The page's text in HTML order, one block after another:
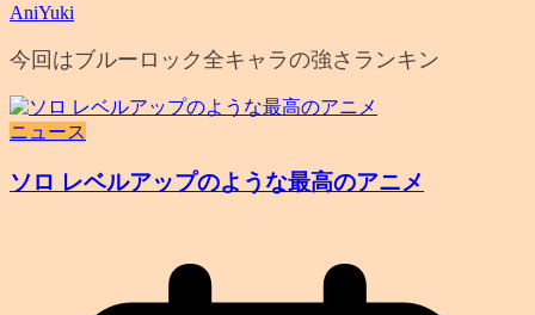
AniYuki
今回はブルーロック全キャラの強さランキン
ニュース
ソロ レベルアップのような最高のアニメ